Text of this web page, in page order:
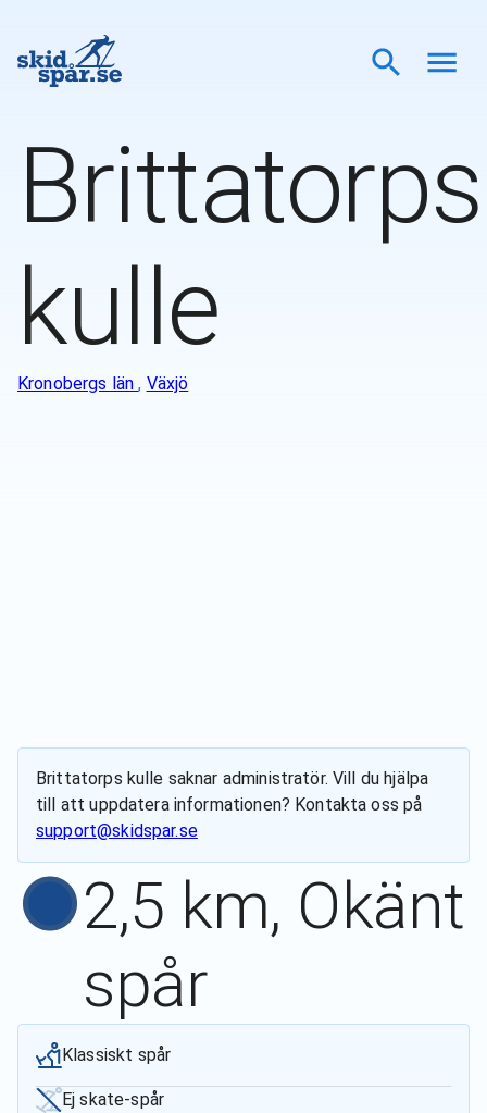
Brittatorps
kulle
Kronobergs län, Växjö
Brittatorps kulle saknar administratör. Vill du hjälpa
till att uppdatera informationen? Kontakta oss på
support@skidspar.se
2,5 km, Okänt
spår
Klassiskt spår
Ej skate-spår